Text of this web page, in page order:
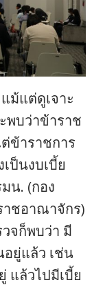
ม้แต่ดูเจาะ
พบว่าข้าราช
ข้าราชการ
ป็นงบเบี้ย
น. (กอง
าชอาณาจักร)
จก็พบว่า มี
อยู่แล้ว เช่น
แล้วไปมีเบี้ย